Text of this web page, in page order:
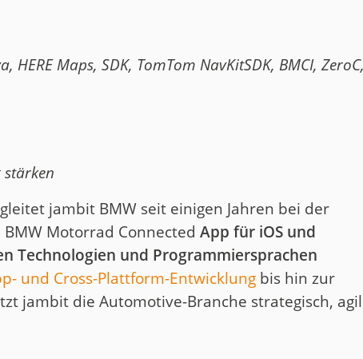
Maps, SDK, TomTom NavKitSDK, BMCI, ZeroC,
jambit BMW seit einigen Jahren bei der
Motorrad Connected App für iOS und
Technologien und Programmiersprachen
und Cross-Plattform-Entwicklung bis hin zur
jambit die Automotive-Branche strategisch, agil